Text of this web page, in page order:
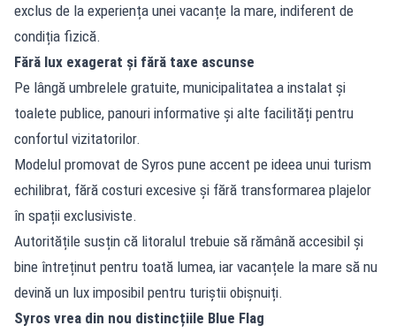
exclus de la experiența unei vacanțe la mare, indiferent de
condiția fizică.
Fără lux exagerat și fără taxe ascunse
Pe lângă umbrelele gratuite, municipalitatea a instalat și
toalete publice, panouri informative și alte facilități pentru
confortul vizitatorilor.
Modelul promovat de Syros pune accent pe ideea unui turism
echilibrat, fără costuri excesive și fără transformarea plajelor
în spații exclusiviste.
Autoritățile susțin că litoralul trebuie să rămână accesibil și
bine întreținut pentru toată lumea, iar vacanțele la mare să nu
devină un lux imposibil pentru turiștii obișnuiți.
Syros vrea din nou distincțiile Blue Flag